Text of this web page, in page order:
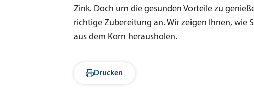
Zink. Doch um die gesunden Vorteile zu
richtige Zubereitung an. Wir zeigen Ihnen, wie
aus dem Korn herausholen.
Drucken